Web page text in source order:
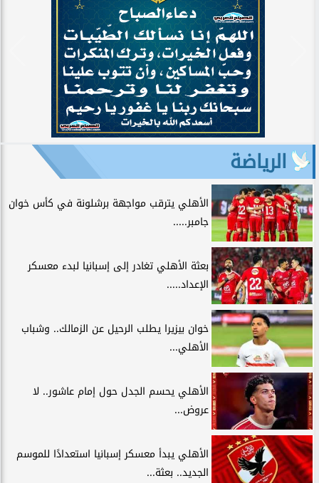
الرياضة
الأهلي يترقب مواجهة برشلونة في كأس خوان
جامبر.....
بعثة الأهلي تغادر إلى إسبانيا لبدء معسكر
الإعداد.....
خوان بيزيرا يطلب الرحيل عن الزمالك.. وشباب
الأهلي...
الأهلي يحسم الجدل حول إمام عاشور.. لا
عروض...
الأهلي يبدأ معسكر إسبانيا استعدادًا للموسم
الجديد.. بعثة...